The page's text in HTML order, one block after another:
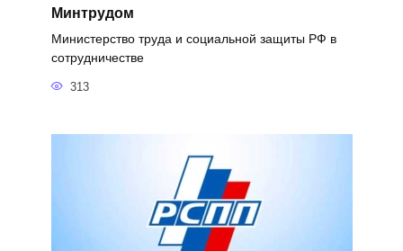
Минтрудом
Министерство труда и социальной защиты РФ в
сотрудничестве
313